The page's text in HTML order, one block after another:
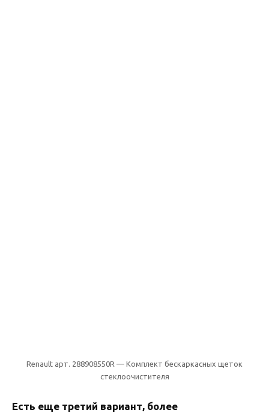
Renault арт. 288908550R — Комплект бескаркасных щеток
стеклоочистителя
Есть еще третий вариант, более